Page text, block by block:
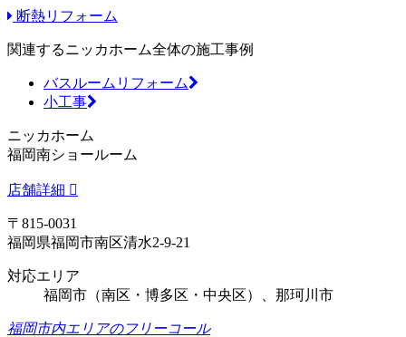
断熱リフォーム
関連するニッカホーム全体の施工事例
バスルームリフォーム
小工事
ニッカホーム
福岡南ショールーム
店舗詳細
〒815-0031
福岡県福岡市南区清水2-9-21
対応エリア
福岡市（南区・博多区・中央区）、那珂川市
福岡市内エリアのフリーコール